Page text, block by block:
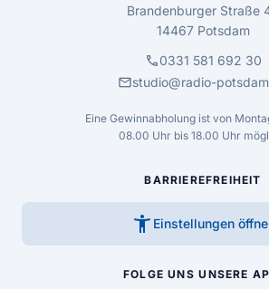
Brandenburger Straße
14467 Potsdam
call0331 581 692 30
mailstudio@radio-
Eine Gewinnabholung ist von
08.00 Uhr bis 18.00 Uhr
BARRIEREFREIHEIT
accessibility_new Einstellungen
FOLGE UNS UNSERE